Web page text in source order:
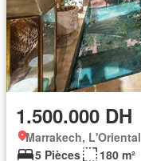
1.500.000 DH
Marrakech, L'Oriental
5 Pièces
180 m²